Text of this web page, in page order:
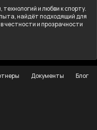
и любви к спорту.
найдёт подходящий для
честности и прозрачности
Документы
Блог